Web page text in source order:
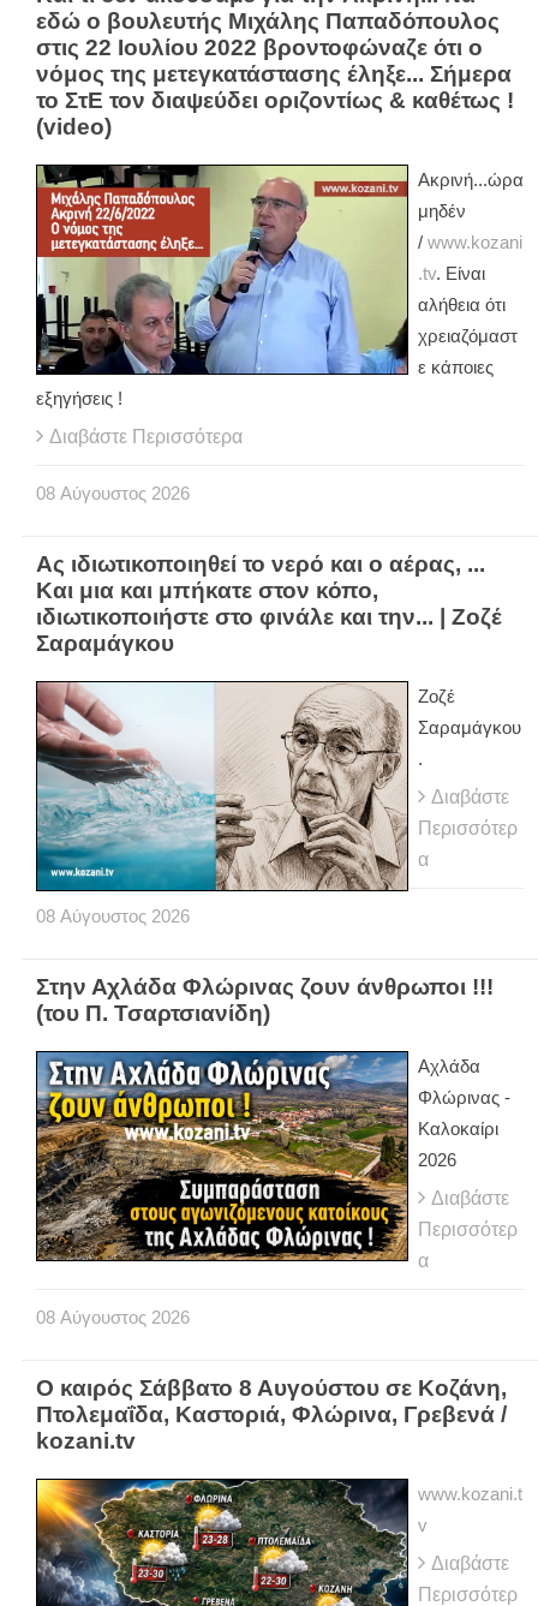
εδώ ο βουλευτής Μιχάλης Παπαδόπουλος
στις 22 Ιουλίου 2022 βροντοφώναζε ότι ο
νόμος της μετεγκατάστασης έληξε... Σήμερα
το ΣτΕ τον διαψεύδει οριζοντίως & καθέτως !
(video)
Ακρινή...ώρα
μηδέν
/ www.kozani
.tv. Είναι
αλήθεια ότι
χρειαζόμαστ
ε κάποιες
εξηγήσεις !
Διαβάστε Περισσότερα
08 Αύγουστος 2026
Ας ιδιωτικοποιηθεί το νερό και ο αέρας, ...
Και μια και μπήκατε στον κόπο,
ιδιωτικοποιήστε στο φινάλε και την... | Ζοζέ
Σαραμάγκου
Ζοζέ
Σαραμάγκου
.
Διαβάστε
Περισσότερ
α
08 Αύγουστος 2026
Στην Αχλάδα Φλώρινας ζουν άνθρωποι !!!
(του Π. Τσαρτσιανίδη)
Αχλάδα
Φλώρινας -
Καλοκαίρι
2026
Διαβάστε
Περισσότερ
α
08 Αύγουστος 2026
Ο καιρός Σάββατο 8 Αυγούστου σε Κοζάνη,
Πτολεμαΐδα, Καστοριά, Φλώρινα, Γρεβενά /
kozani.tv
www.kozani.t
v
Διαβάστε
Περισσότερ